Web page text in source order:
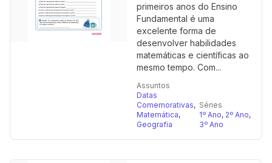
primeiros anos do Ensino
Fundamental é uma
excelente forma de
desenvolver habilidades
matemáticas e científicas ao
mesmo tempo. Com...
Assuntos
Datas
Comemorativas,
Matemática,
Geografia
Séries
1º Ano, 2º Ano,
3º Ano